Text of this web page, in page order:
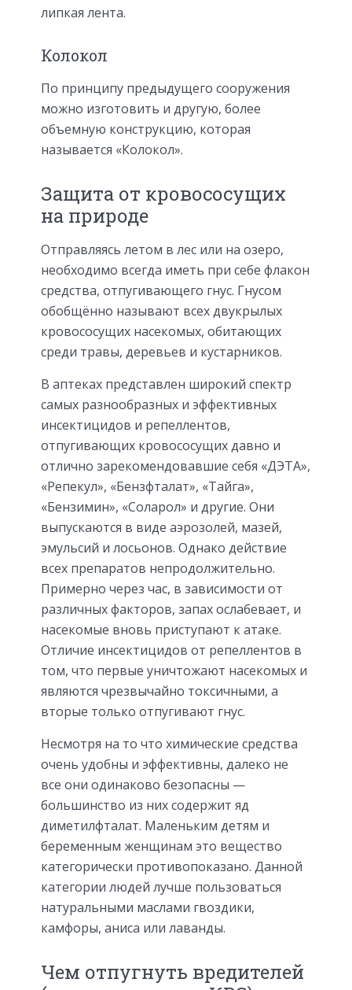
липкая лента.
Колокол
По принципу предыдущего сооружения
можно изготовить и другую, более
объемную конструкцию, которая
называется «Колокол».
Защита от кровососущих
на природе
Отправляясь летом в лес или на озеро,
необходимо всегда иметь при себе флакон
средства, отпугивающего гнус. Гнусом
обобщённо называют всех двукрылых
кровососущих насекомых, обитающих
среди травы, деревьев и кустарников.
В аптеках представлен широкий спектр
самых разнообразных и эффективных
инсектицидов и репеллентов,
отпугивающих кровососущих давно и
отлично зарекомендовавшие себя «ДЭТА»,
«Репекул», «Бензфталат», «Тайга»,
«Бензимин», «Соларол» и другие. Они
выпускаются в виде аэрозолей, мазей,
эмульсий и лосьонов. Однако действие
всех препаратов непродолжительно.
Примерно через час, в зависимости от
различных факторов, запах ослабевает, и
насекомые вновь приступают к атаке.
Отличие инсектицидов от репеллентов в
том, что первые уничтожают насекомых и
являются чрезвычайно токсичными, а
вторые только отпугивают гнус.
Несмотря на то что химические средства
очень удобны и эффективны, далеко не
все они одинаково безопасны —
большинство из них содержит яд
диметилфталат. Маленьким детям и
беременным женщинам это вещество
категорически противопоказано. Данной
категории людей лучше пользоваться
натуральными маслами гвоздики,
камфоры, аниса или лаванды.
Чем отпугнуть вредителей